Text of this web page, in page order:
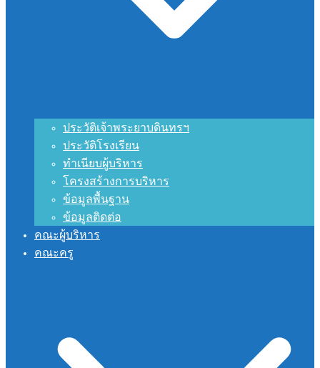
ประวัติเจ้าพระยาบดินทรฯ
ประวัติโรงเรียน
ทำเนียบผู้บริหาร
โครงสร้างการบริหาร
ข้อมูลพื้นฐาน
ข้อมูลติดต่อ
คณะผู้บริหาร
คณะครู